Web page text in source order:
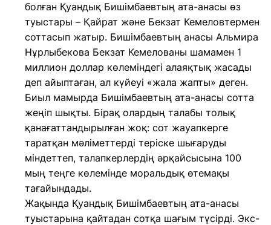
болған Қуандық Бишімбаевтың ата-анасы өз
туыстары – Қайрат және Бекзат Кемеловтермен
соттасып жатыр. Бишімбаевтың анасы Альмира
Нұрлыбекова Бекзат Кемелованы шамамен 1
миллион доллар көлеміндегі алаяқтық жасады
деп айыптаған, ал күйеуі «жала жапты» деген.
Биыл мамырда Бишімбаевтың ата-анасы сотта
жеңіп шықты. Бірақ олардың талабы толық
қанағаттандырылған жоқ: сот жауапкерге
таратқан мәліметтерді теріске шығаруды
міндеттеп, талапкерлердің әрқайсысына 100
мың теңге көлемінде моральдық өтемақы
тағайындады.
Жақында Қуандық Бишімбаевтың ата-анасы
туыстарына қайтадан сотқа шағым түсірді. Экс-